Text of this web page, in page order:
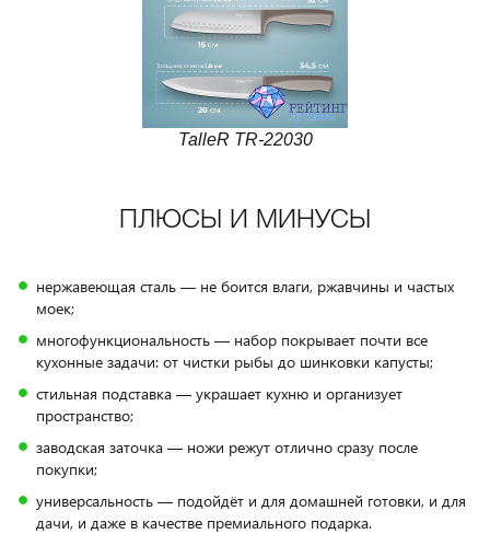
TalleR TR-22030
ПЛЮСЫ И МИНУСЫ
нержавеющая сталь — не боится влаги, ржавчины и частых
моек;
многофункциональность — набор покрывает почти все
кухонные задачи: от чистки рыбы до шинковки капусты;
стильная подставка — украшает кухню и организует
пространство;
заводская заточка — ножи режут отлично сразу после
покупки;
универсальность — подойдёт и для домашней готовки, и для
дачи, и даже в качестве премиального подарка.